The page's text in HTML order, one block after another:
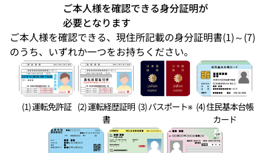
ご本人様を確認できる身分証明が
必要となります
ご本人様を確認できる、現住所記載の身分証明書(1)～(7)
のうち、いずれか一つをお持ちください。
(1) 運転免許証 (2) 運転経歴証明
書
(3) パスポート※ (4) 住民基本台帳
カード